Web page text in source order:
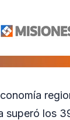
superó los